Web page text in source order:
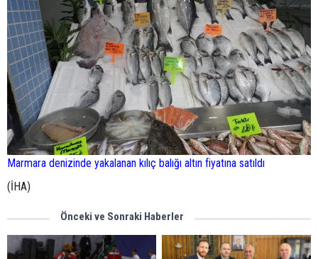
Marmara denizinde yakalanan kılıç balığı altın fiyatına satıldı
(İHA)
Önceki ve Sonraki Haberler